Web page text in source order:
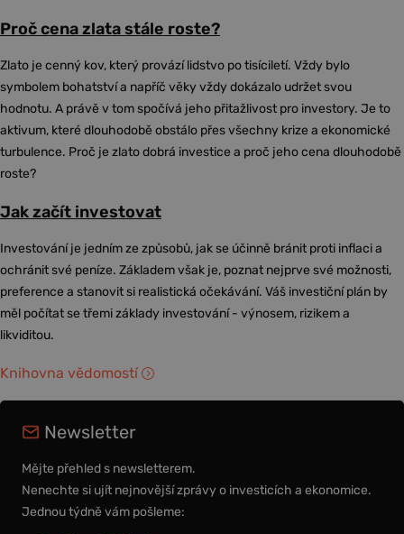
Proč cena zlata stále roste?
Zlato je cenný kov, který provází lidstvo po tisíciletí. Vždy bylo
symbolem bohatství a napříč věky vždy dokázalo udržet svou
hodnotu. A právě v tom spočívá jeho přitažlivost pro investory. Je to
aktivum, které dlouhodobě obstálo přes všechny krize a ekonomické
turbulence. Proč je zlato dobrá investice a proč jeho cena dlouhodobě
roste?
Jak začít investovat
Investování je jedním ze způsobů, jak se účinně bránit proti inflaci a
ochránit své peníze. Základem však je, poznat nejprve své možnosti,
preference a stanovit si realistická očekávání. Váš investiční plán by
měl počítat se třemi základy investování - výnosem, rizikem a
likviditou.
Knihovna vědomostí
Newsletter
Mějte přehled s newsletterem.
Nenechte si ujít nejnovější zprávy o investicích a ekonomice.
Jednou týdně vám pošleme: